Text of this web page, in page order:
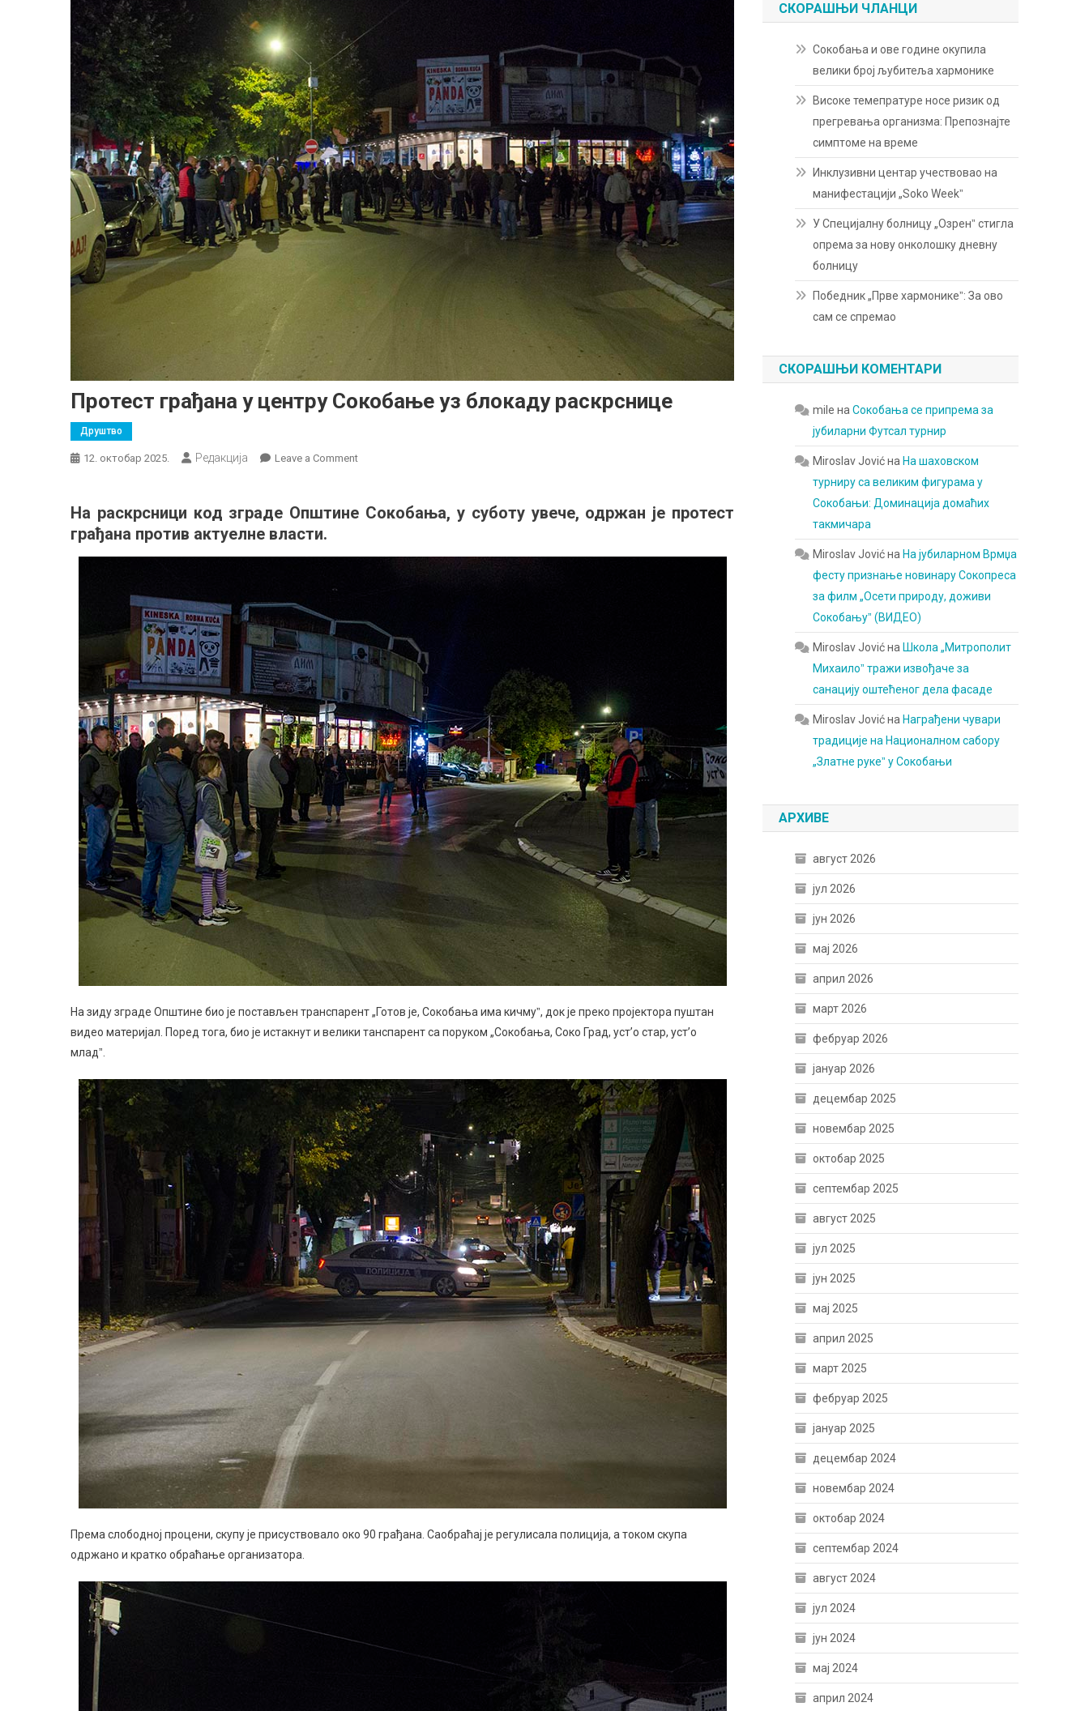
Протест грађана у центру Сокобање уз блокаду раскрснице
Друштво
12. октобар 2025. Редакција Leave a Commenton
у
На раскрсници код зграде Општине Сокобања, у суботу увече, одржан је протест
грађана против актуелне власти.
На зиду зграде Општине био је постављен транспарент „Готов је, Сокобања има кичмуˮ, док је преко пројектора пуштан
видео материјал. Поред тога, био је истакнут и велики танспарент са поруком „Сокобања, Соко Град, уст’о стар, уст’о
младˮ.
Према слободној процени, скупу је присуствовало око 90 грађана. Саобраћај је регулисала полиција, а током скупа
одржано и кратко обраћање организатора.
СКОРАШЊИ ЧЛАНЦИ
Сокобања и ове године окупила
велики број љубитеља хармонике
Високе темепратуре носе ризик од
прегревања организма: Препознајте
симптоме на време
Инклузивни центар учествовао на
манифестацији „Soko Weekˮ
У Специјалну болницу „Озренˮ стигла
опрема за нову онколошку дневну
болницу
Победник „Прве хармоникеˮ: За ово
сам се спремао
СКОРАШЊИ КОМЕНТАРИ
mile наСокобања се припрема за
јубиларни Футсал турнир
Miroslav Jovićна На шаховском
турниру са великим фигурама у
Сокобањи: Доминација домаћих
такмичара
Miroslav Jovićна На јубиларном Врмџа
фесту признање новинару Сокопреса
за филм „Осети природу, доживи
Сокобањуˮ (ВИДЕО)
Miroslav Jovićна Школа „Митрополит
Михаилоˮ тражи извођаче за
санацију оштећеног дела фасаде
Miroslav Jovićна Награђени чувари
традиције на Националном сабору
„Златне рукеˮ у Сокобањи
АРХИВЕ
август 2026
јул 2026
јун 2026
мај 2026
април 2026
март 2026
фебруар 2026
јануар 2026
децембар 2025
новембар 2025
октобар 2025
септембар 2025
август 2025
јул 2025
јун 2025
мај 2025
април 2025
март 2025
фебруар 2025
јануар 2025
децембар 2024
новембар 2024
октобар 2024
септембар 2024
август 2024
јул 2024
јун 2024
мај 2024
април 2024